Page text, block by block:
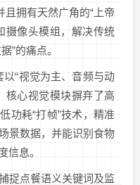
且拥有天然广角的“上帝
摄像头模组，解决传统
”的痛点。
“视觉为主、音频与动
核心视觉模块摒弃了高
功耗“打帧”技术，精准
景数据，并能识别食物
信息。
捉点餐语义关键词及监